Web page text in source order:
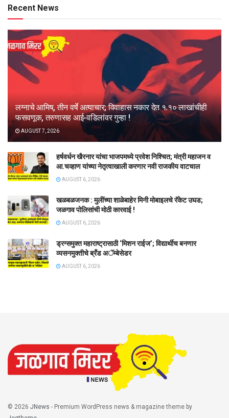
Recent News
लग्नाचे आमिष, तीन वर्षे अत्याचार; विवाहास नकार देत १.१० लाखांचीही
फसवणूक, तरुणासह आई-वडिलांवर गुन्हा !
AUGUST 7, 2026
हर्षवर्धन खैरनार यांचा भाजपमध्ये प्रवेश निश्चित; मंत्री महाजन व
आ.चव्हाण यांच्या नेतृत्वाखाली करणार नवी राजकीय वाटचाल
AUGUST 6, 2026
खळबळजनक : मुलींच्या शाळेबाहेर मिनी मोबाइलचे रॅकेट उघड;
जळगाव पोलिसांची मोठी कारवाई !
AUGUST 6, 2026
ड्रग्समुक्त महाराष्ट्रासाठी ‘मिशन राईज’; विद्यार्थीच बनणार
व्यसनमुक्तीचे ब्रँड अॅम्बेसेडर
AUGUST 6, 2026
© 2026 JNews - Premium WordPress news & magazine theme by